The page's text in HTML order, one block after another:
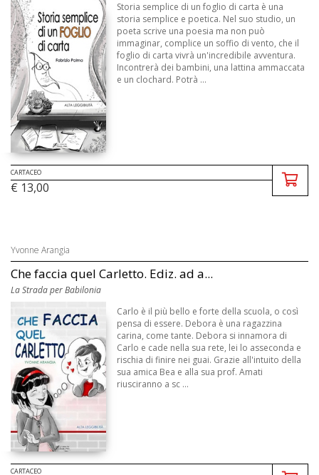
Storia semplice di un foglio di carta è una
storia semplice e poetica. Nel suo studio, un
poeta scrive una poesia ma non può
immaginar, complice un soffio di vento, che il
foglio di carta vivrà un'incredibile avventura.
Incontrerà dei bambini, una lattina ammaccata
e un clochard. Potrà ...
CARTACEO
€ 13,00
Yvonne Arangia
Che faccia quel Carletto. Ediz. ad a...
La Strada per Babilonia
Carlo è il più bello e forte della scuola, o così
pensa di essere. Debora è una ragazzina
carina, come tante. Debora si innamora di
Carlo e cade nella sua rete, lei lo asseconda e
rischia di finire nei guai. Grazie all'intuito della
sua amica Bea e alla sua prof. Amati
riusciranno a sc ...
CARTACEO